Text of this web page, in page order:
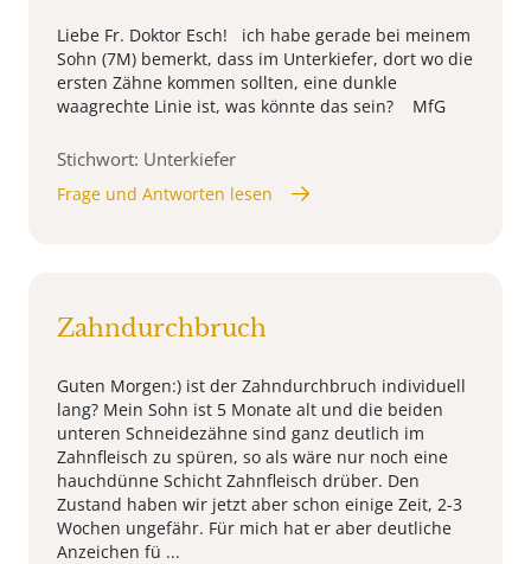
Liebe Fr. Doktor Esch! ich habe gerade bei meinem
Sohn (7M) bemerkt, dass im Unterkiefer, dort wo die
ersten Zähne kommen sollten, eine dunkle
waagrechte Linie ist, was könnte das sein? MfG
Stichwort: Unterkiefer
Frage und Antworten lesen
Zahndurchbruch
Guten Morgen:) ist der Zahndurchbruch individuell
lang? Mein Sohn ist 5 Monate alt und die beiden
unteren Schneidezähne sind ganz deutlich im
Zahnfleisch zu spüren, so als wäre nur noch eine
hauchdünne Schicht Zahnfleisch drüber. Den
Zustand haben wir jetzt aber schon einige Zeit, 2-3
Wochen ungefähr. Für mich hat er aber deutliche
Anzeichen fü ...